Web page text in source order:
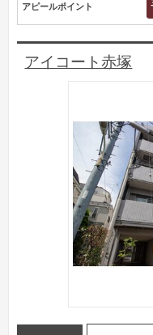
アピールポイント
アイコート赤塚